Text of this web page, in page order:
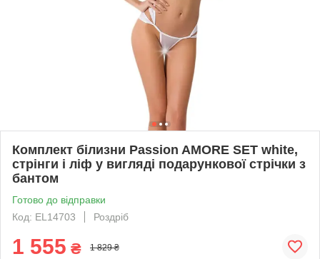
Комплект білизни Passion AMORE SET white,
стрінги і ліф у вигляді подарункової стрічки з
бантом
Готово до відправки
Код: EL14703
Роздріб
1 555 ₴ 1 829 ₴